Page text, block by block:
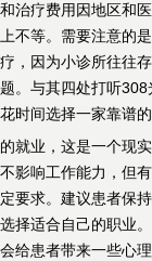
治疗费用因地区和医
不等。需要注意的
，因为小诊所往往
。与其四处打听308
时间选择一家靠谱的
就业，这是一个现实
影响工作能力，但
要求。建议患者保
择适合自己的职业
给患者带来一些心